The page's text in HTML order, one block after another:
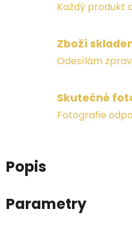
Každý produkt
Zboží
Odesílám
Skutečné
Fotografie
Popis
Parametry